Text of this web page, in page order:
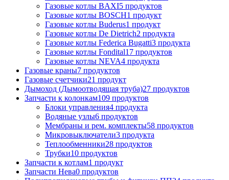
Газовые котлы BAXI5 продуктов
Газовые котлы BOSCH1 продукт
Газовые котлы Buderus1 продукт
Газовые котлы De Dietrich2 продукта
Газовые котлы Federica Bugatti3 продукта
Газовые котлы Fondital17 продуктов
Газовые котлы NEVA4 продукта
Газовые краны7 продуктов
Газовые счетчики21 продукт
Дымоход (Дымоотводящая труба)27 продуктов
Запчасти к колонкам109 продуктов
Блоки управления4 продукта
Водяные узлы6 продуктов
Мембраны и рем. комплекты58 продуктов
Микровыключатели3 продукта
Теплообменники28 продуктов
Трубки10 продуктов
Запчасти к котлам1 продукт
Запчасти Нева0 продуктов